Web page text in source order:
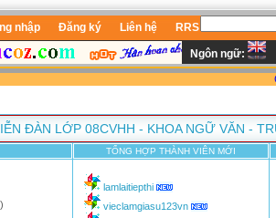
nhập Đăng ký Liên hệ RRS
Ngôn ngữ:
ĐÀN LỚP 08CVHH - KHOA NGỮ VĂN -
TỔNG HỢP THÀNH VIÊN MỚI
lamlaitiepthi
vieclamgiasu123vn